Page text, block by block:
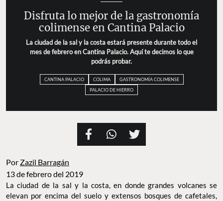
Disfruta lo mejor de la gastronomía
colimense en Cantina Palacio
La ciudad de la sal y la costa estará presente durante todo el
mes de febrero en Cantina Palacio. Aquí te decimos lo que
podrás probar.
CANTINA PALACIO COLIMA
GASTRONOMÍA COLIMENSE
PALACIO DE HIERRO
Por Zazil Barragán
13 de febrero del 2019
La ciudad de la sal y la costa, en donde grandes volcanes se
elevan por encima del suelo y extensos bosques de cafetales,